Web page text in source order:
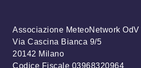
Associazione MeteoNetwork OdV
Via Cascina Bianca 9/5
20142 Milano
Codice Fiscale 03968320964